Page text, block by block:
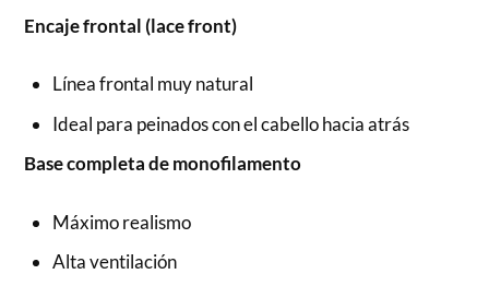
Encaje frontal (lace front)
Línea frontal muy natural
Ideal para peinados con el cabello hacia atrás
Base completa de monofilamento
Máximo realismo
Alta ventilación